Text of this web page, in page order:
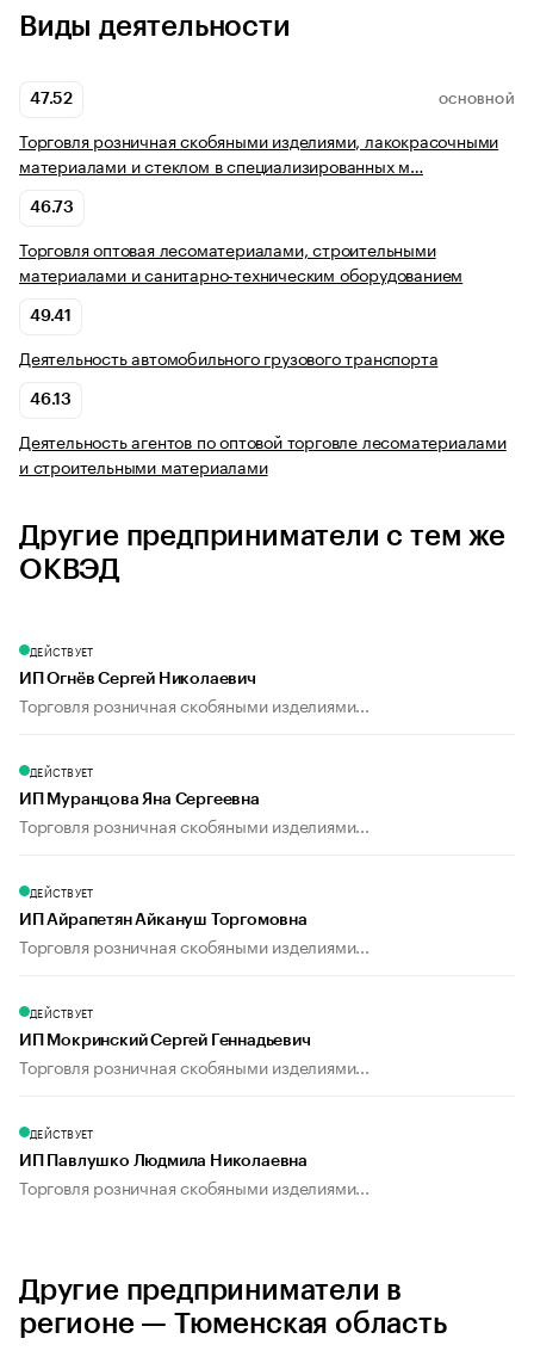
Виды деятельности
47.52 ОСНОВНОЙ
Торговля розничная скобяными изделиями, лакокрасочными
материалами и стеклом в специализированных м…
46.73
Торговля оптовая лесоматериалами, строительными
материалами и санитарно-техническим оборудованием
49.41
Деятельность автомобильного грузового транспорта
46.13
Деятельность агентов по оптовой торговле лесоматериалами
и строительными материалами
Другие предприниматели с тем же
ОКВЭД
ДЕЙСТВУЕТ
ИП Огнёв Сергей Николаевич
Торговля розничная скобяными изделиями...
ДЕЙСТВУЕТ
ИП Муранцова Яна Сергеевна
Торговля розничная скобяными изделиями...
ДЕЙСТВУЕТ
ИП Айрапетян Айкануш Торгомовна
Торговля розничная скобяными изделиями...
ДЕЙСТВУЕТ
ИП Мокринский Сергей Геннадьевич
Торговля розничная скобяными изделиями...
ДЕЙСТВУЕТ
ИП Павлушко Людмила Николаевна
Торговля розничная скобяными изделиями...
Другие предприниматели в
регионе — Тюменская область